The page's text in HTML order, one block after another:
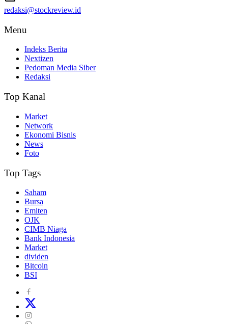
redaksi@stockreview.id
Menu
Indeks Berita
Nextizen
Pedoman Media Siber
Redaksi
Top Kanal
Market
Network
Ekonomi Bisnis
News
Foto
Top Tags
Saham
Bursa
Emiten
OJK
CIMB Niaga
Bank Indonesia
Market
dividen
Bitcoin
BSI